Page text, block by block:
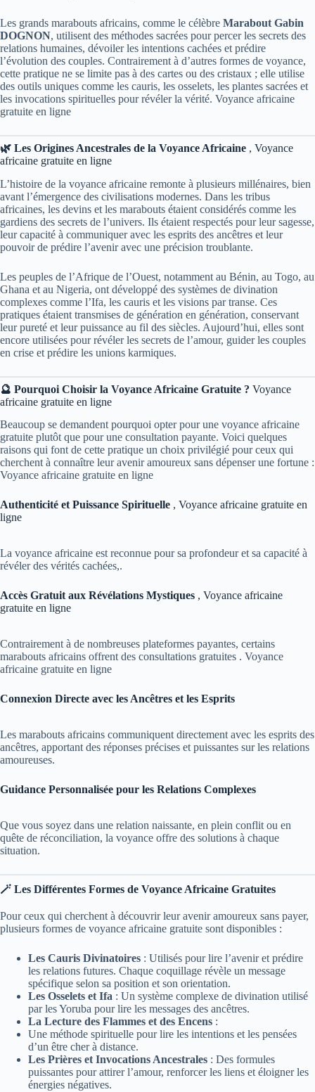
Les grands marabouts africains, comme le célèbre Marabout Gabin
DOGNON, utilisent des méthodes sacrées pour percer les secrets des
relations humaines, dévoiler les intentions cachées et prédire
l’évolution des couples. Contrairement à d’autres formes de voyance,
cette pratique ne se limite pas à des cartes ou des cristaux ; elle utilise
des outils uniques comme les cauris, les osselets, les plantes sacrées et
les invocations spirituelles pour révéler la vérité. Voyance africaine
gratuite en ligne
🌿 Les Origines Ancestrales de la Voyance Africaine , Voyance
africaine gratuite en ligne
L’histoire de la voyance africaine remonte à plusieurs millénaires, bien
avant l’émergence des civilisations modernes. Dans les tribus
africaines, les devins et les marabouts étaient considérés comme les
gardiens des secrets de l’univers. Ils étaient respectés pour leur sagesse,
leur capacité à communiquer avec les esprits des ancêtres et leur
pouvoir de prédire l’avenir avec une précision troublante.
Les peuples de l’Afrique de l’Ouest, notamment au Bénin, au Togo, au
Ghana et au Nigeria, ont développé des systèmes de divination
complexes comme l’Ifa, les cauris et les visions par transe. Ces
pratiques étaient transmises de génération en génération, conservant
leur pureté et leur puissance au fil des siècles. Aujourd’hui, elles sont
encore utilisées pour révéler les secrets de l’amour, guider les couples
en crise et prédire les unions karmiques.
🔮 Pourquoi Choisir la Voyance Africaine Gratuite ? Voyance
africaine gratuite en ligne
Beaucoup se demandent pourquoi opter pour une voyance africaine
gratuite plutôt que pour une consultation payante. Voici quelques
raisons qui font de cette pratique un choix privilégié pour ceux qui
cherchent à connaître leur avenir amoureux sans dépenser une fortune :
Voyance africaine gratuite en ligne
Authenticité et Puissance Spirituelle , Voyance africaine gratuite en
ligne
La voyance africaine est reconnue pour sa profondeur et sa capacité à
révéler des vérités cachées,.
Accès Gratuit aux Révélations Mystiques , Voyance africaine
gratuite en ligne
Contrairement à de nombreuses plateformes payantes, certains
marabouts africains offrent des consultations gratuites . Voyance
africaine gratuite en ligne
Connexion Directe avec les Ancêtres et les Esprits
Les marabouts africains communiquent directement avec les esprits des
ancêtres, apportant des réponses précises et puissantes sur les relations
amoureuses.
Guidance Personnalisée pour les Relations Complexes
Que vous soyez dans une relation naissante, en plein conflit ou en
quête de réconciliation, la voyance offre des solutions à chaque
situation.
🪄 Les Différentes Formes de Voyance Africaine Gratuites
Pour ceux qui cherchent à découvrir leur avenir amoureux sans payer,
plusieurs formes de voyance africaine gratuite sont disponibles :
Les Cauris Divinatoires : Utilisés pour lire l’avenir et prédire
les relations futures. Chaque coquillage révèle un message
spécifique selon sa position et son orientation.
Les Osselets et Ifa : Un système complexe de divination utilisé
par les Yoruba pour lire les messages des ancêtres.
La Lecture des Flammes et des Encens :
Une méthode spirituelle pour lire les intentions et les pensées
d’un être cher à distance.
Les Prières et Invocations Ancestrales : Des formules
puissantes pour attirer l’amour, renforcer les liens et éloigner les
énergies négatives.